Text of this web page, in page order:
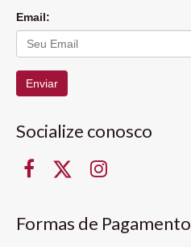
Email:
Enviar
Socialize conosco
Formas de Pagamento